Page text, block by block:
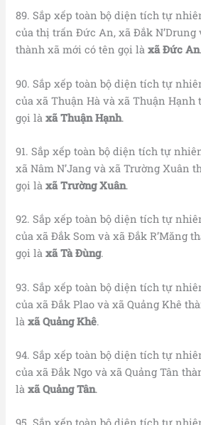
89. Sắp xếp toàn bộ diện tích tự
của thị trấn Đức An, xã Đắk N’Drung
thành xã mới có tên gọi làxã Đức An.
90. Sắp xếp toàn bộ diện tích tự
của xã Thuận Hà và xã Thuận Hạnh
gọi làxã Thuận Hạnh.
91. Sắp xếp toàn bộ diện tích tự
xã Nâm N’Jang và xã Trường Xuân
gọi làxã Trường Xuân.
92. Sắp xếp toàn bộ diện tích tự
của xã Đắk Som và xã Đắk R’Măng
gọi làxã Tà Đùng.
93. Sắp xếp toàn bộ diện tích tự
của xã Đắk Plao và xã Quảng Khê
làxãQuảng Khê.
94. Sắp xếp toàn bộ diện tích tự
của xã Đắk Ngo và xã Quảng Tân
làxã Quảng Tân.